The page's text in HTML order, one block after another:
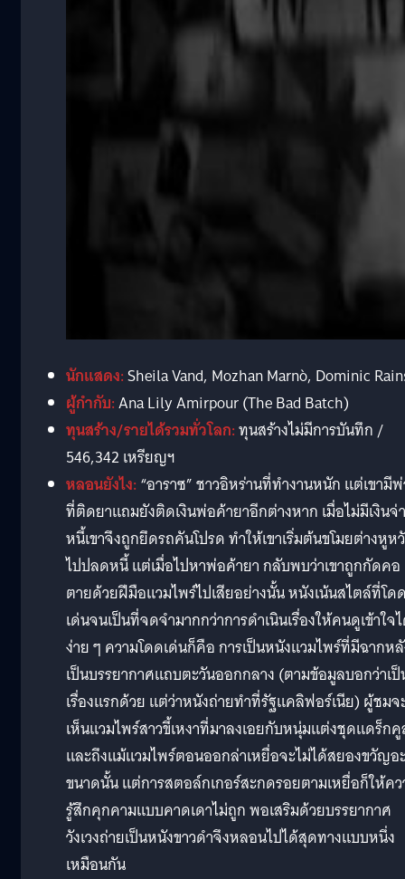
นักแสดง:Sheila Vand, Mozhan Marnò, Dominic
ผู้กำกับ:Ana Lily Amirpour (The Bad Batch)
ทุนสร้าง/รายได้รวมทั่วโลก:ทุนสร้างไม่มีการบันทึก /
546,342 เหรียญฯ
หลอนยังไง:“อาราซ” ชาวอิหร่านที่ทำงานหนัก แต่เขามี
ที่ติดยาแถมยังติดเงินพ่อค้ายาอีกต่างหาก เมื่อไม่มีเงินจ่
หนี้เขาจึงถูกยึดรถคันโปรด ทำให้เขาเริ่มต้นขโมยต่างหูห
ไปปลดหนี้ แต่เมื่อไปหาพ่อค้ายา กลับพบว่าเขาถูกกัดคอ
ตายด้วยฝีมือแวมไพร์ไปเสียอย่างนั้น หนังเน้นสไตล์ที่โด
เด่นจนเป็นที่จดจำมากกว่าการดำเนินเรื่องให้คนดูเข้าใจ
ง่าย ๆ ความโดดเด่นก็คือ การเป็นหนังแวมไพร์ที่มีฉากห
เป็นบรรยากาศแถบตะวันออกกลาง (ตามข้อมูลบอกว่าเ
เรื่องแรกด้วย แต่ว่าหนังถ่ายทำที่รัฐแคลิฟอร์เนีย) ผู้ชมจ
เห็นแวมไพร์สาวขี้เหงาที่มาลงเอยกับหนุ่มแต่งชุดแดร็ก
และถึงแม้แวมไพร์ตอนออกล่าเหยื่อจะไม่ได้สยองขวัญอ
ขนาดนั้น แต่การสตอล์กเกอร์สะกดรอยตามเหยื่อก็ให้ค
รู้สึกคุกคามแบบคาดเดาไม่ถูก พอเสริมด้วยบรรยากาศ
วังเวงถ่ายเป็นหนังขาวดำจึงหลอนไปได้สุดทางแบบหนึ่ง
เหมือนกัน